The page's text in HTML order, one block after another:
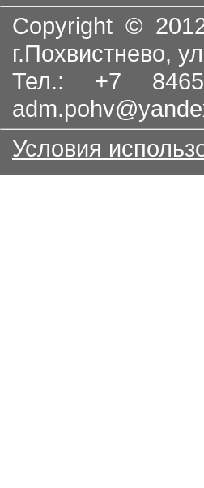
Copyright ©
г.Похвистнево,
Тел.: +7
Условия